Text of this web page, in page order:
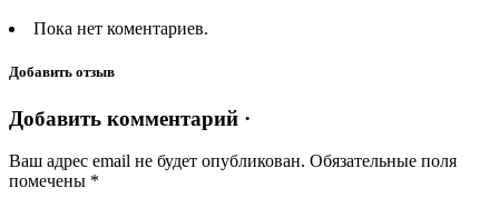
Пока нет коментариев.
Добавить отзыв
Добавить комментарий ·
Ваш адрес email не будет опубликован. Обязательные поля
помечены *